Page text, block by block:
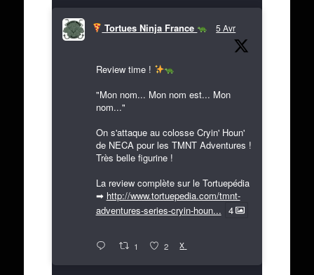
Tortues Ninja France 5 Avr
Review time !
"Mon nom... Mon nom est... Mon
nom..."
On s'attaque au colosse Cryin' Houn'
de NECA pour les TMNT Adventures !
Très belle figurine !
La review complète sur le Tortuepédia
➡ http://www.tortuepedia.com/tmnt-
adventures-series-cryin-houn... 4
1 2 X